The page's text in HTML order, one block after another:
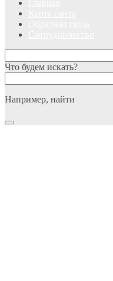
Что будем искать?
Например, найти